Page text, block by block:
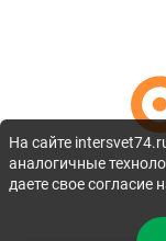
На сайте
аналогичные
даете свое согласие